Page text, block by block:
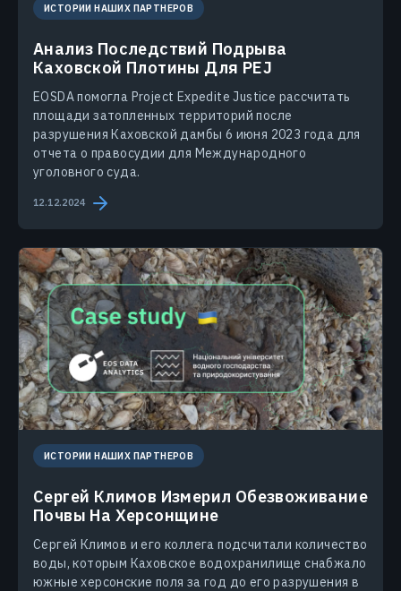
ИСТОРИИ НАШИХ ПАРТНЕРОВ
Анализ Последствий Подрыва
Каховской Плотины Для PEJ
EOSDA помогла Project Expedite Justice рассчитать
площади затопленных территорий после
разрушения Каховской дамбы 6 июня 2023 года для
отчета о правосудии для Международного
уголовного суда.
12.12.2024
ИСТОРИИ НАШИХ ПАРТНЕРОВ
Сергей Климов Измерил Обезвоживание
Почвы На Херсонщине
Сергей Климов и его коллега подсчитали количество
воды, которым Каховское водохранилище снабжало
южные херсонские поля за год до его разрушения в